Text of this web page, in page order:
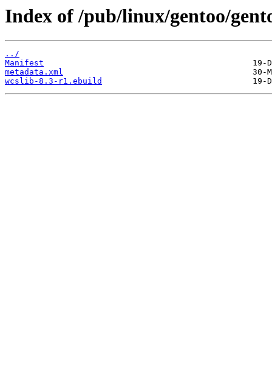
Index of /pub/linux/gentoo/
../
Manifest
metadata.xml
wcslib-8.3-r1.ebuild